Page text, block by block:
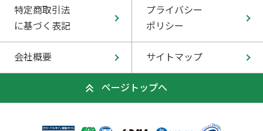
特定商取引法
に基づく表記
プライバシー
ポリシー
会社概要 サイトマップ
ページトップへ